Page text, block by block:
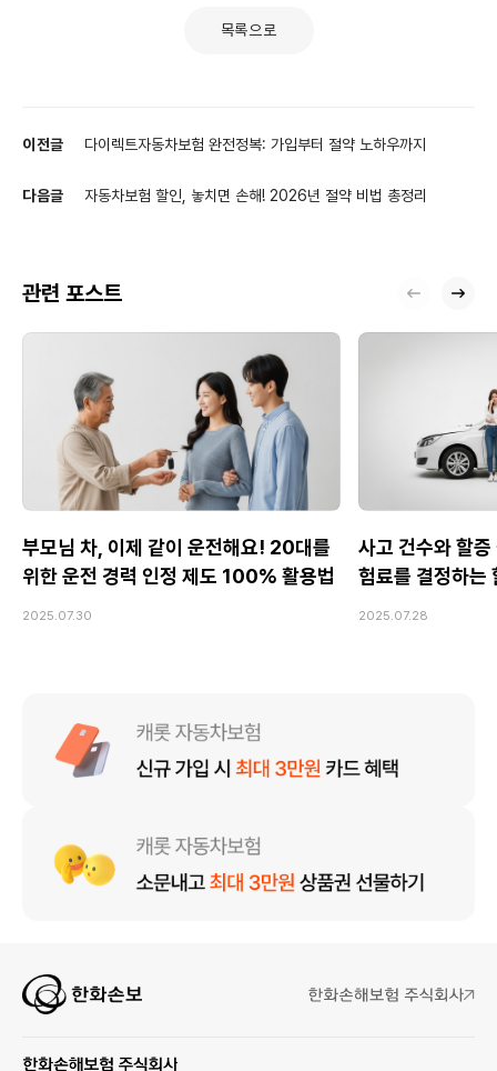
목록으로
이전글 다이렉트자동차보험 완전정복: 가입부터 절약 노하우까지
다음글 자동차보험 할인, 놓치면 손해! 2026년 절약 비법 총정리
관련 포스트
부모님 차, 이제 같이 운전해요! 20대를
위한 운전 경력 인정 제도 100% 활용법
2025.07.30
사고 건수와 할
험료를 결정하는
2025.07.28